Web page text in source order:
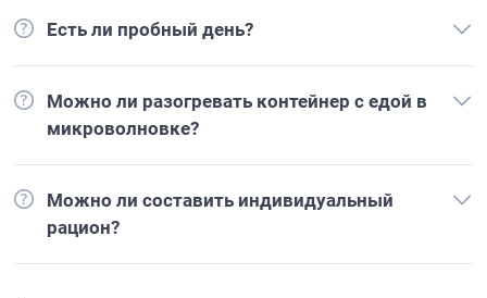
Есть ли пробный день?
Можно ли разогревать контейнер с едой в
микроволновке?
Можно ли составить индивидуальный
рацион?